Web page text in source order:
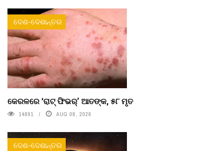
ଦେଶ-ଦେଶାନ୍ତର
କେରଳରେ ‘ରାଟ୍ ଫିଭର୍’ ଆତଙ୍କ, ୫୮ ମୃତ
14891 AUG 08, 2026
ଦେଶ-ଦେଶାନ୍ତର